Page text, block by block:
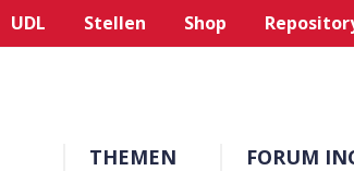
UDL Stellen Shop
THEMEN FORUM